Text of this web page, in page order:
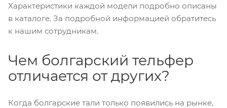
Характеристики каждой модели подробно описаны
в каталоге. За подробной информацией обратитесь
к нашим сотрудникам.
Чем болгарский тельфер
отличается от других?
Когда болгарские тали только появились на рынке,